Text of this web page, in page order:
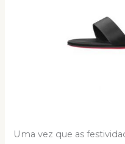
Uma vez que as